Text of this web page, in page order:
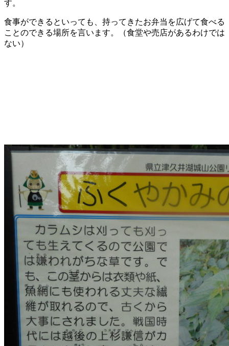
す。
食事ができるといっても、持ってきたお弁当を広げて食べる
ことのできる場所を言います。（食堂や売店があるわけでは
ない）